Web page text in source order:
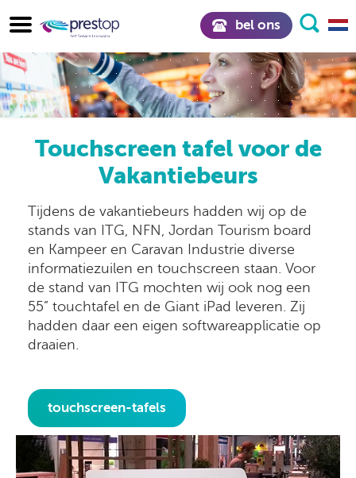
bel ons
Touchscreen tafel voor de
Vakantiebeurs
Tijdens de vakantiebeurs hadden wij op de
stands van ITG, NFN, Jordan Tourism board
en Kampeer en Caravan Industrie diverse
informatiezuilen en touchscreen staan. Voor
de stand van ITG mochten wij ook nog een
55” touchtafel en de Giant iPad leveren. Zij
hadden daar een eigen softwareapplicatie op
draaien.
touchscreen-tafels